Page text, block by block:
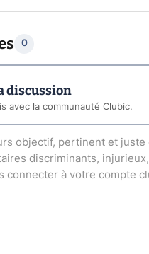
0
discussion
avec la communauté Clubic.